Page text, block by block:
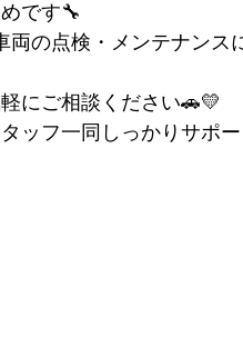
です🔧
両の点検・メンテナンス
にご相談ください🚗💛
ッフ一同しっかりサポ